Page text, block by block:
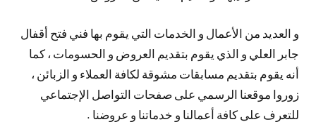
و العديد من الأعمال و الخدمات التي يقوم بها فني فتح أقفال
جابر العلي و الذي يقوم بتقديم العروض و الحسومات ، كما
أنه يقوم بتقديم مسابقات مشوقة لكافة العملاء و الزبائن ،
زوروا موقعنا الرسمي على صفحات التواصل الإجتماعي
للتعرف على كافة أعمالنا و خدماتنا و عروضنا .